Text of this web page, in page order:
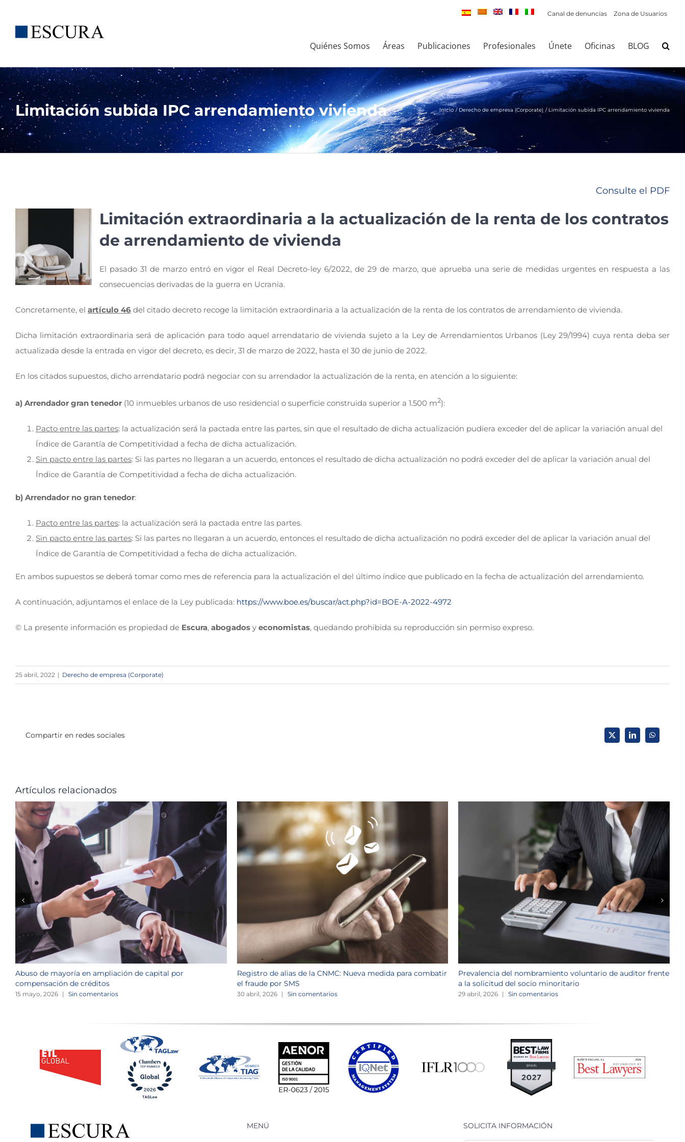
contenido
Canal de denuncias Zona de Usuarios
Quiénes Somos Áreas Publicaciones Profesionales Únete Oficinas BLOG
Limitación subida IPC arrendamiento vivienda Inicio Derecho de empresa (Corporate) Limitación subida IPC arrendamiento vivienda
Consulte el PDF
Limitación extraordinaria a la actualización de la renta de los contratos
de arrendamiento de vivienda
El pasado 31 de marzo entró en vigor el Real Decreto-ley 6/2022, de 29 de marzo, que aprueba una serie de medidas urgentes en respuesta a las
consecuencias derivadas de la guerra en Ucrania.
Concretamente, el artículo 46del citado decreto recoge la limitación extraordinaria a la actualización de la renta de los contratos de arrendamiento de vivienda.
Dicha limitación extraordinaria será de aplicación para todo aquel arrendatario de vivienda sujeto a la Ley de Arrendamientos Urbanos (Ley 29/1994) cuya renta deba ser
actualizada desde la entrada en vigor del decreto, es decir, 31 de marzo de 2022, hasta el 30 de junio de 2022.
En los citados supuestos, dicho arrendatario podrá negociar con su arrendador la actualización de la renta, en atención a lo siguiente:
a) Arrendador gran tenedor(10 inmuebles urbanos de uso residencial o superficie construida superior a 1.500 m2):
Pacto entre las partes: la actualización será la pactada entre las partes, sin que el resultado de dicha actualización pudiera exceder del de aplicar la variación anual del
Índice de Garantía de Competitividad a fecha de dicha actualización.
Sin pacto entre las partes: Si las partes no llegaran a un acuerdo, entonces el resultado de dicha actualización no podrá exceder del de aplicar la variación anual del
Índice de Garantía de Competitividad a fecha de dicha actualización.
b) Arrendador no gran tenedor:
Pacto entre las partes: la actualización será la pactada entre las partes.
Sin pacto entre las partes: Si las partes no llegaran a un acuerdo, entonces el resultado de dicha actualización no podrá exceder del de aplicar la variación anual del
Índice de Garantía de Competitividad a fecha de dicha actualización.
En ambos supuestos se deberá tomar como mes de referencia para la actualización el del último índice que publicado en la fecha de actualización del arrendamiento.
A continuación, adjuntamos el enlace de la Ley publicada: https://www.boe.es/buscar/act.php?id=BOE-A-2022-4972
© La presente información es propiedad de Escura, abogadosy economistas, quedando prohibida su reproducción sin permiso expreso.
25 abril, 2022 | Derecho de empresa (Corporate)
Compartir en redes sociales X LinkedInWhatsApp
Artículos relacionados
Abuso de mayoría en ampliación de capital por
compensación de créditos
15 mayo, 2026 | Sin comentarios
Registro de alias de la CNMC: Nueva medida para combatir
el fraude por SMS
30 abril, 2026 | Sin comentarios
Prevalencia del nombramiento voluntario de auditor frente
a la solicitud del socio minoritario
29 abril, 2026 | Sin comentarios
MENÚ SOLICITA INFORMACIÓN